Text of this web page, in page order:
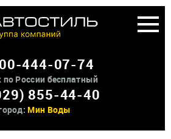
доп оборудования
О нас
Контакты
444-07-74
по России бесплатный
855-44-40
Мин Воды